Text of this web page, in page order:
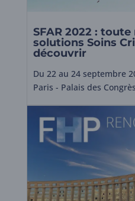
SFAR 2022 :
solutions Soins
découvrir
Du 22 au 24 septembre
Paris - Palais des